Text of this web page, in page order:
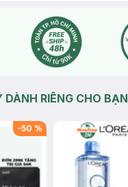
DÀNH RIÊNG CHO BẠN
-50 %